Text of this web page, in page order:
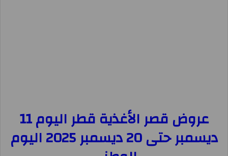
عروض قصر الأغذية قطر اليوم 11
ديسمبر حتى 20 ديسمبر 2025 اليوم